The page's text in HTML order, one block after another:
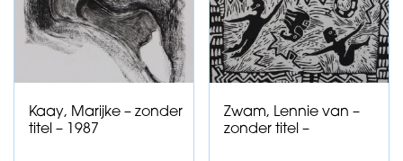
Kaay, Marijke – zonder
titel – 1987
Zwam, Lennie van –
zonder titel –